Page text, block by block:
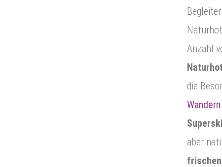
Anzahl
die
aber